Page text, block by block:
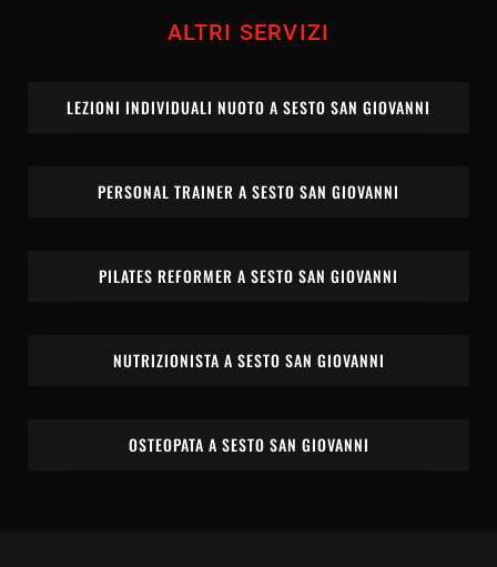
ALTRI SERVIZI
LEZIONI INDIVIDUALI NUOTO A SESTO SAN GIOVANNI
PERSONAL TRAINER A SESTO SAN GIOVANNI
PILATES REFORMER A SESTO SAN GIOVANNI
NUTRIZIONISTA A SESTO SAN GIOVANNI
OSTEOPATA A SESTO SAN GIOVANNI